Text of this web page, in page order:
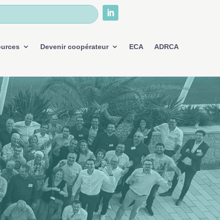
Devenir coopérateur ECA ADRCA